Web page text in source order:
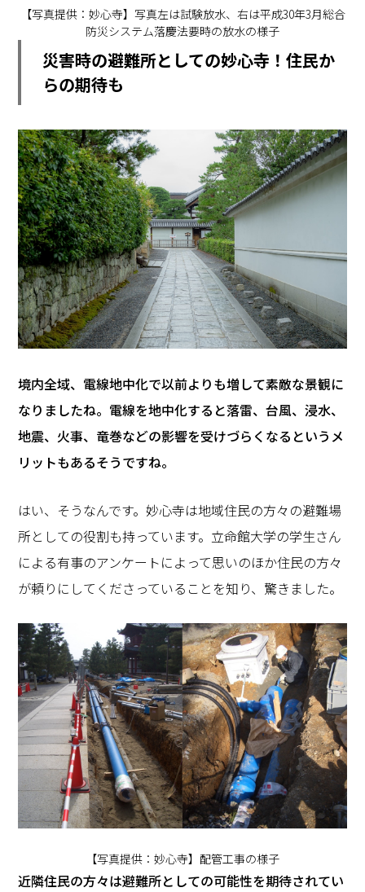
【写真提供：妙心寺】写真左は試験放水、右は平成30年3月総合
防災システム落慶法要時の放水の様子
災害時の避難所としての妙心寺！住民か
らの期待も
―――境内全域、電線地中化で以前よりも増して素敵な景観に
なりましたね。電線を地中化すると落雷、台風、浸水、
地震、火事、竜巻などの影響を受けづらくなるというメ
リットもあるそうですね。
はい、そうなんです。妙心寺は地域住民の方々の避難場
所としての役割も持っています。立命館大学の学生さん
による有事のアンケートによって思いのほか住民の方々
が頼りにしてくださっていることを知り、驚きました。
【写真提供：妙心寺】配管工事の様子
―――近隣住民の方々は避難所としての可能性を期待されてい